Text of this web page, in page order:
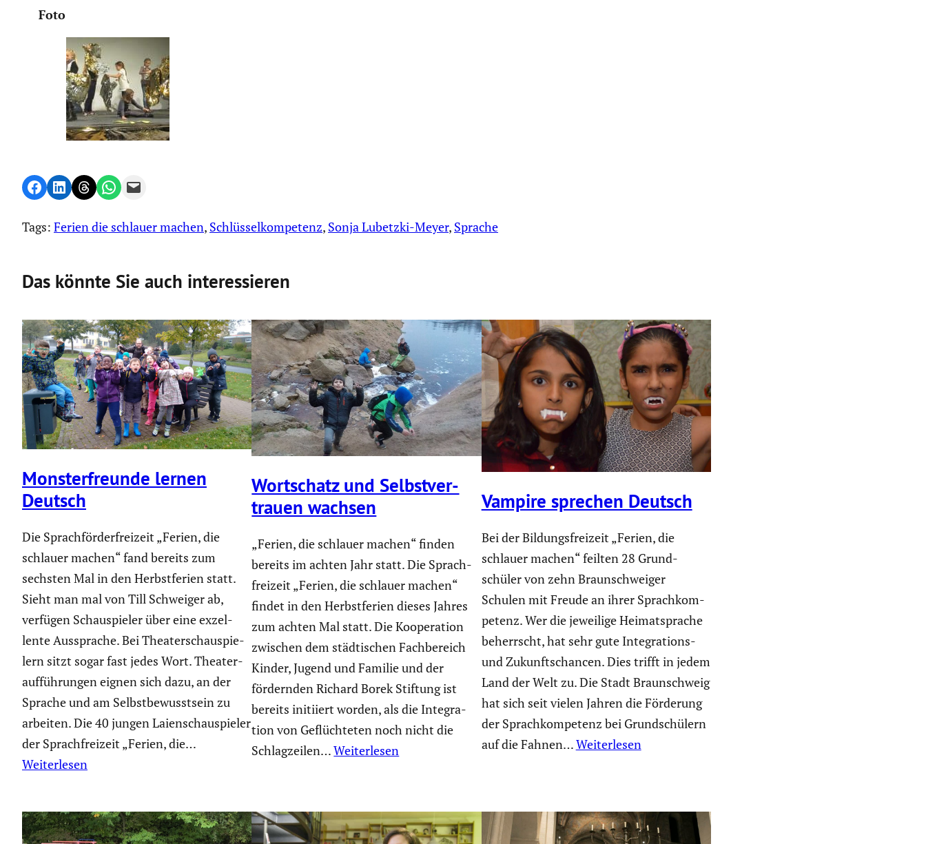
Foto
Share on Facebook
Share on LinkedIn
Share on Threads
Share on WhatsApp
Email this Page
Tags: Ferien die schlauer machen, Schlüsselkompetenz, Sonja Lubetzki-Meyer, Sprache
Das könnte Sie auch interessieren
Monster­freunde lernen
Deutsch
Die Sprach­för­der­frei­zeit „Ferien, die
schlauer machen“ fand bereits zum
sechsten Mal in den Herbst­fe­rien statt.
Sieht man mal von Till Schweiger ab,
verfügen Schau­spieler über eine exzel­
lente Aussprache. Bei Theater­schau­spie­
lern sitzt sogar fast jedes Wort. Theater­
auf­füh­rungen eignen sich dazu, an der
Sprache und am Selbst­be­wusst­sein zu
arbeiten. Die 40 jungen Laien­schau­spieler
der Sprach­frei­zeit „Ferien, die…
Weiterlesen
Wortschatz und Selbst­ver­
trauen wachsen
„Ferien, die schlauer machen“ finden
bereits im achten Jahr statt. Die Sprach­
frei­zeit „Ferien, die schlauer machen“
findet in den Herbst­fe­rien dieses Jahres
zum achten Mal statt. Die Koope­ra­tion
zwischen dem städti­schen Fachbe­reich
Kinder, Jugend und Familie und der
fördernden Richard Borek Stiftung ist
bereits initiiert worden, als die Integra­
tion von Geflüch­teten noch nicht die
Schlag­zeilen…Weiterlesen
Vampire sprechen Deutsch
Bei der Bildungs­frei­zeit „Ferien, die
schlauer machen“ feilten 28 Grund­
schüler von zehn Braun­schweiger
Schulen mit Freude an ihrer Sprach­kom­
pe­tenz. Wer die jeweilige Heimat­sprache
beherrscht, hat sehr gute Integra­tions-
und Zukunfts­chancen. Dies trifft in jedem
Land der Welt zu. Die Stadt Braun­schweig
hat sich seit vielen Jahren die Förderung
der Sprach­kom­pe­tenz bei Grund­schü­lern
auf die Fahnen…Weiterlesen